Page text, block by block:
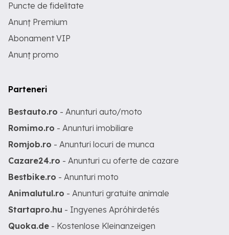
Puncte de fidelitate
Anunț Premium
Abonament VIP
Anunț promo
Parteneri
Bestauto.ro - Anunturi auto/moto
Romimo.ro - Anunturi imobiliare
Romjob.ro - Anunturi locuri de munca
Cazare24.ro - Anunturi cu oferte de cazare
Bestbike.ro - Anunturi moto
Animalutul.ro - Anunturi gratuite animale
Startapro.hu - Ingyenes Apróhirdetés
Quoka.de - Kostenlose Kleinanzeigen